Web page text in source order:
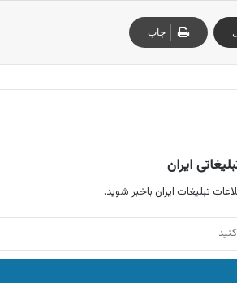
چاپ
ایران
تبلیغات ایران باخبر شوید.